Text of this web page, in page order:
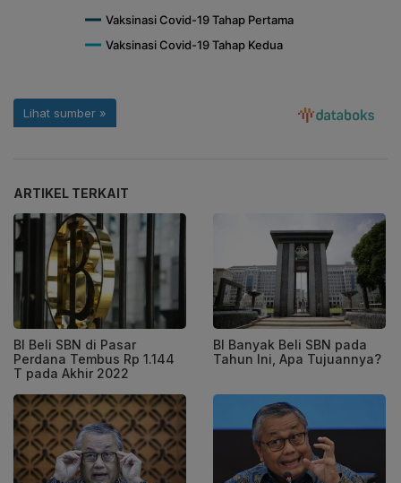
ARTIKEL TERKAIT
BI Beli SBN di Pasar
Perdana Tembus Rp 1.144
T pada Akhir 2022
BI Banyak Beli SBN pada
Tahun Ini, Apa Tujuannya?